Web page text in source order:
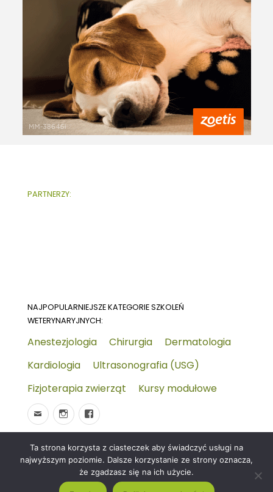
PARTNERZY:
NAJPOPULARNIEJSZE KATEGORIE SZKOLEŃ
WETERYNARYJNYCH:
Anestezjologia Chirurgia
Dermatologia
Kardiologia
Ultrasonografia (USG)
Fizjoterapia zwierząt
Kursy modułowe
© 2026Wydarzenia-wet.pl
Polityka prywatności i
RODO
Czym jest strona KALENDARZ WYDARZEŃ
WETERYNARYJNYCH?
Ta strona korzysta z ciasteczek aby świadczyć usługi na
najwyższym poziomie. Dalsze korzystanie ze strony oznacza,
że zgadzasz się na ich użycie.